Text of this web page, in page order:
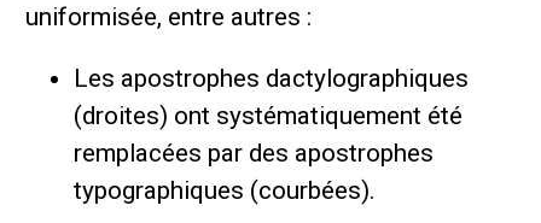
uniformisée, entre autres :
Les apostrophes dactylographiques
(droites) ont systématiquement été
remplacées par des apostrophes
typographiques (courbées).